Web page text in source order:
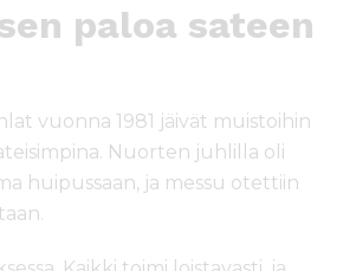
paloa sateen
vuonna 1981 jäivät muistoihin
Nuorten juhlilla oli
huipussaan, ja messu otettiin